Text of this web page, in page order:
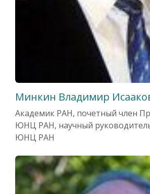
Минкин Владимир
Академик РАН, почетный член
ЮНЦ РАН, научный
ЮНЦ РАН